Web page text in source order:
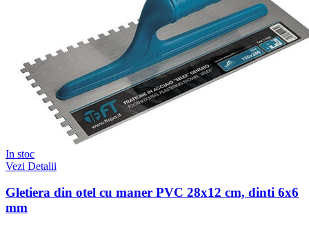
In stoc
Vezi Detalii
Gletiera din otel cu maner PVC 28x12 cm, dinti 6x6
mm